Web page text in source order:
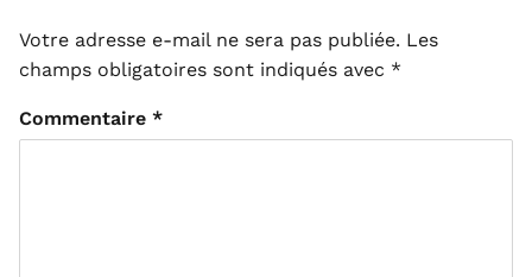
Votre adresse e-mail ne sera pas publiée. Les
champs obligatoires sont indiqués avec *
Commentaire *